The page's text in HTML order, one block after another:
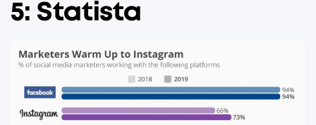
5: Statista